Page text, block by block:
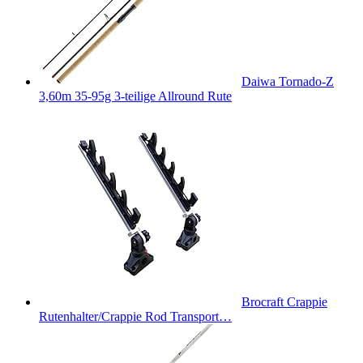
Daiwa Tornado-Z
3,60m 35-95g 3-teilige Allround Rute
Brocraft Crappie
Rutenhalter/Crappie Rod Transport…